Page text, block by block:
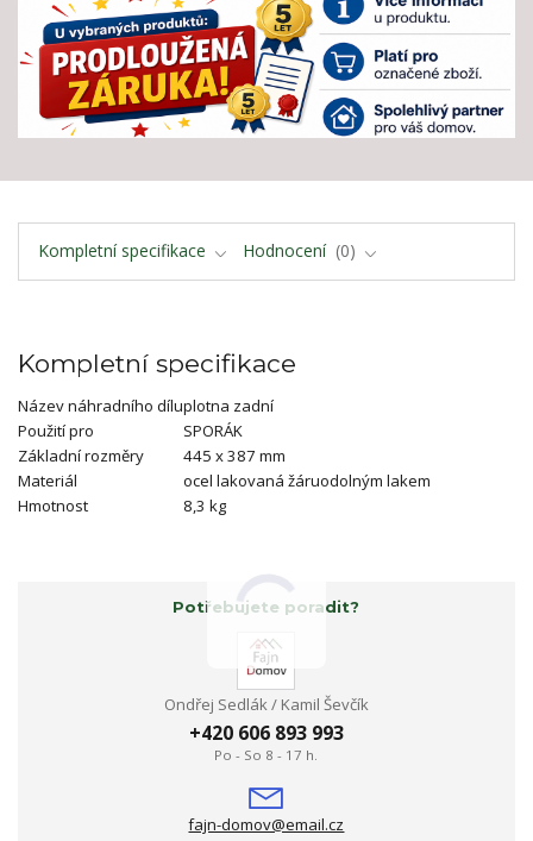
Kompletní specifikace Hodnocení 0
Kompletní specifikace
Název náhradního díluplotna zadní
Použití pro
SPORÁK
Základní rozměry
445 x 387 mm
Materiál
ocel lakovaná žáruodolným lakem
Hmotnost
8,3 kg
Potřebujete poradit?
Ondřej Sedlák / Kamil Ševčík
+420 606 893 993
Po - So 8 - 17 h.
fajn-domov@email.cz